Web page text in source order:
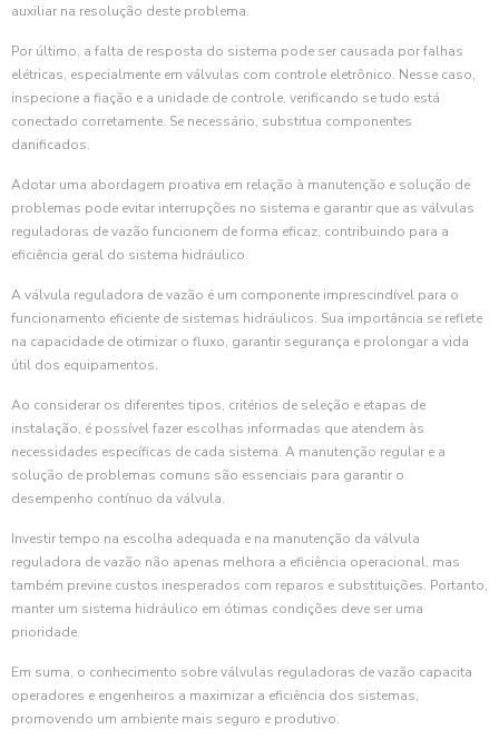
auxiliar na resolução deste problema.
Por último, a falta de resposta do sistema pode ser causada por falhas
elétricas, especialmente em válvulas com controle eletrônico. Nesse caso,
inspecione a fiação e a unidade de controle, verificando se tudo está
conectado corretamente. Se necessário, substitua componentes
danificados.
Adotar uma abordagem proativa em relação à manutenção e solução de
problemas pode evitar interrupções no sistema e garantir que as válvulas
reguladoras de vazão funcionem de forma eficaz, contribuindo para a
eficiência geral do sistema hidráulico.
A válvula reguladora de vazão é um componente imprescindível para o
funcionamento eficiente de sistemas hidráulicos. Sua importância se reflete
na capacidade de otimizar o fluxo, garantir segurança e prolongar a vida
útil dos equipamentos.
Ao considerar os diferentes tipos, critérios de seleção e etapas de
instalação, é possível fazer escolhas informadas que atendem às
necessidades específicas de cada sistema. A manutenção regular e a
solução de problemas comuns são essenciais para garantir o
desempenho contínuo da válvula.
Investir tempo na escolha adequada e na manutenção da válvula
reguladora de vazão não apenas melhora a eficiência operacional, mas
também previne custos inesperados com reparos e substituições. Portanto,
manter um sistema hidráulico em ótimas condições deve ser uma
prioridade.
Em suma, o conhecimento sobre válvulas reguladoras de vazão capacita
operadores e engenheiros a maximizar a eficiência dos sistemas,
promovendo um ambiente mais seguro e produtivo.